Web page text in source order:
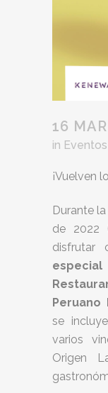
16 MAR
in Eventos
¡Vuelven
Durante
de 2022
disfrutar
Peruano
se
varios
Origen